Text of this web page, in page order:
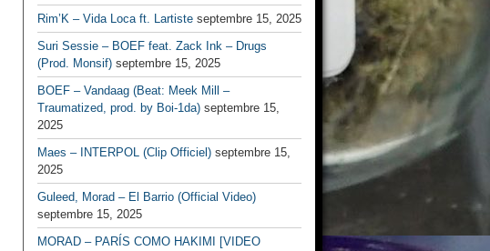
Rim’K – Vida Loca ft. Lartiste septembre 15, 2025
Suri Sessie – BOEF feat. Zack Ink – Drugs
(Prod. Monsif) septembre 15, 2025
BOEF – Vandaag (Beat: Meek Mill –
Traumatized, prod. by Boi-1da) septembre 15,
2025
Maes – INTERPOL (Clip Officiel) septembre 15,
2025
Guleed, Morad – El Barrio (Official Video)
septembre 15, 2025
MORAD – PARÍS COMO HAKIMI [VIDEO